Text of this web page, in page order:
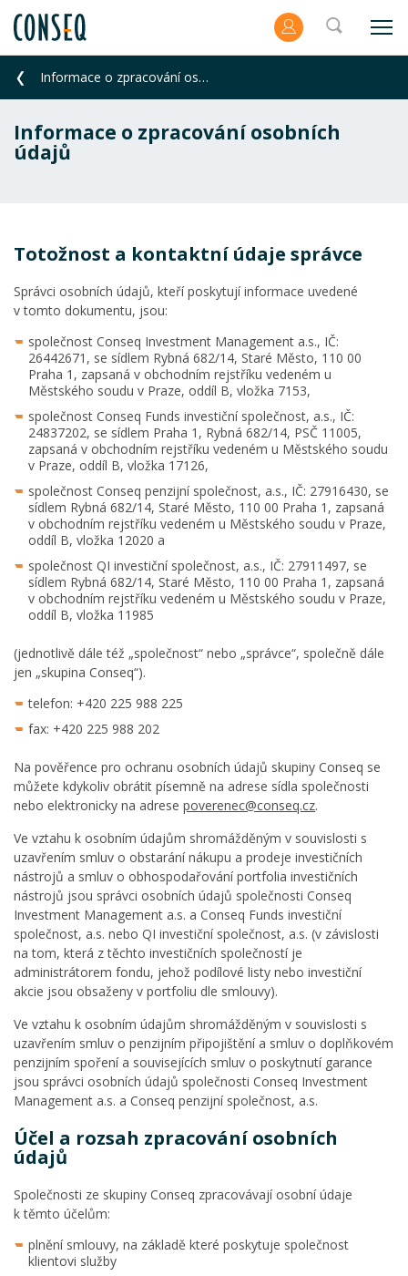
Informace o zpracování osobních údajů
Informace o zpracování osobních
údajů
Totožnost a kontaktní údaje správce
Správci osobních údajů, kteří poskytují informace uvedené
v tomto dokumentu, jsou:
společnost Conseq Investment Management a.s., IČ:
26442671, se sídlem Rybná 682/14, Staré Město, 110 00
Praha 1, zapsaná v obchodním rejstříku vedeném u
Městského soudu v Praze, oddíl B, vložka 7153,
společnost Conseq Funds investiční společnost, a.s., IČ:
24837202, se sídlem Praha 1, Rybná 682/14, PSČ 11005,
zapsaná v obchodním rejstříku vedeném u Městského soudu
v Praze, oddíl B, vložka 17126,
společnost Conseq penzijní společnost, a.s., IČ: 27916430, se
sídlem Rybná 682/14, Staré Město, 110 00 Praha 1, zapsaná
v obchodním rejstříku vedeném u Městského soudu v Praze,
oddíl B, vložka 12020 a
společnost QI investiční společnost, a.s., IČ: 27911497, se
sídlem Rybná 682/14, Staré Město, 110 00 Praha 1, zapsaná
v obchodním rejstříku vedeném u Městského soudu v Praze,
oddíl B, vložka 11985
(jednotlivě dále též „společnost“ nebo „správce“, společně dále
jen „skupina Conseq“).
telefon: +420 225 988 225
fax: +420 225 988 202
Na pověřence pro ochranu osobních údajů skupiny Conseq se
můžete kdykoliv obrátit písemně na adrese sídla společnosti
nebo elektronicky na adrese poverenec@conseq.cz.
Ve vztahu k osobním údajům shromážděným v souvislosti s
uzavřením smluv o obstarání nákupu a prodeje investičních
nástrojů a smluv o obhospodařování portfolia investičních
nástrojů jsou správci osobních údajů společnosti Conseq
Investment Management a.s. a Conseq Funds investiční
společnost, a.s. nebo QI investiční společnost, a.s. (v závislosti
na tom, která z těchto investičních společností je
administrátorem fondu, jehož podílové listy nebo investiční
akcie jsou obsaženy v portfoliu dle smlouvy).
Ve vztahu k osobním údajům shromážděným v souvislosti s
uzavřením smluv o penzijním připojištění a smluv o doplňkovém
penzijním spoření a souvisejících smluv o poskytnutí garance
jsou správci osobních údajů společnosti Conseq Investment
Management a.s. a Conseq penzijní společnost, a.s.
Účel a rozsah zpracování osobních
údajů
Společnosti ze skupiny Conseq zpracovávají osobní údaje
k těmto účelům:
plnění smlouvy, na základě které poskytuje společnost
klientovi služby